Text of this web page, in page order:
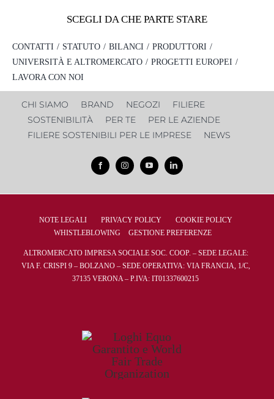
CONTATTI STATUTO BILANCI
PRODUTTORI
UNIVERSITÀ E ALTROMERCATO
PROGETTI EUROPEI
LAVORA CON NOI
SCEGLI DA CHE PARTE STARE
CHI SIAMO BRAND NEGOZI
FILIERE
SOSTENIBILITÀ
PER TE
PER LE AZIENDE
FILIERE SOSTENIBILI PER LE IMPRESE
NEWS
NOTE LEGALI PRIVACY POLICY
COOKIE POLICY
WHISTLEBLOWING
GESTIONE PREFERENZE
ALTROMERCATO IMPRESA SOCIALE SOC. COOP. – SEDE LEGALE:
VIA F. CRISPI 9 – BOLZANO – SEDE OPERATIVA: VIA FRANCIA, 1/C,
37135 VERONA – P.IVA: IT01337600215